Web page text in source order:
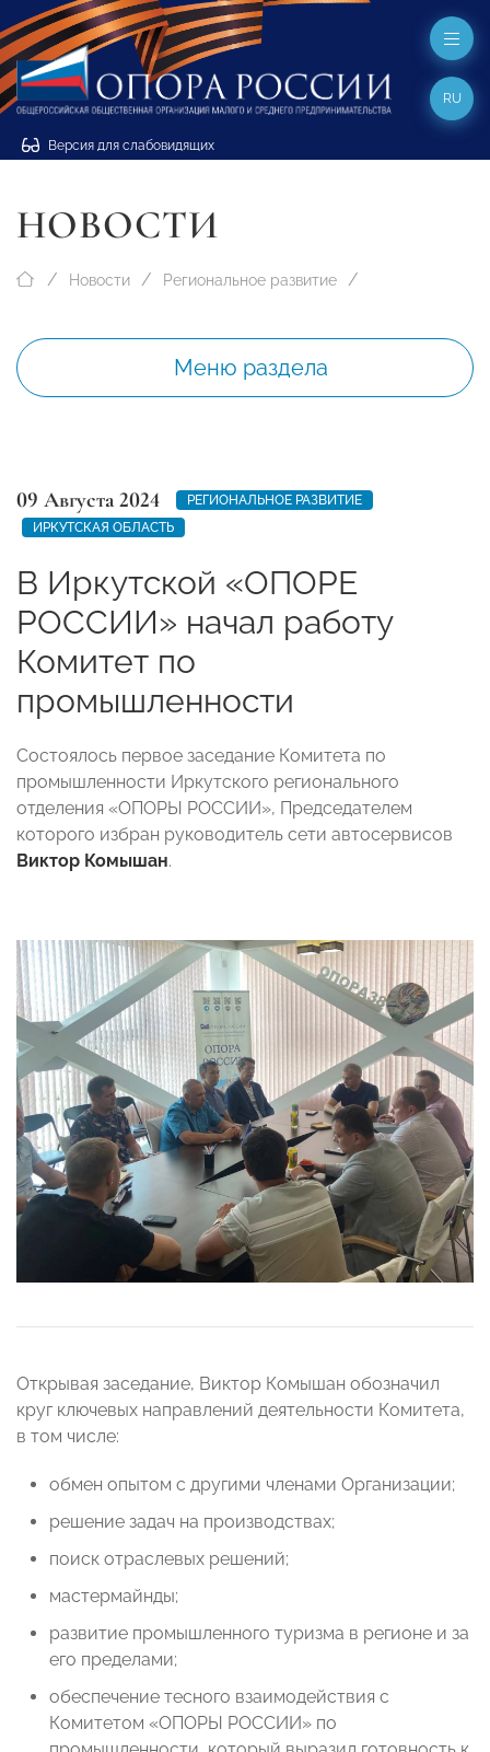
Версия для слабовидящих
RU
НОВОСТИ
Новости Региональное развитие
Меню раздела
09 Августа 2024
РЕГИОНАЛЬНОЕ РАЗВИТИЕ
ИРКУТСКАЯ ОБЛАСТЬ
В Иркутской «ОПОРЕ
РОССИИ» начал работу
Комитет по
промышленности
Состоялось первое заседание Комитета по
промышленности Иркутского регионального
отделения «ОПОРЫ РОССИИ», Председателем
которого избран руководитель сети автосервисов
Виктор Комышан.
Открывая заседание, Виктор Комышан обозначил
круг ключевых направлений деятельности Комитета,
в том числе:
обмен опытом с другими членами Организации;
решение задач на производствах;
поиск отраслевых решений;
мастермайнды;
развитие промышленного туризма в регионе и за
его пределами;
обеспечение тесного взаимодействия с
Комитетом «ОПОРЫ РОССИИ» по